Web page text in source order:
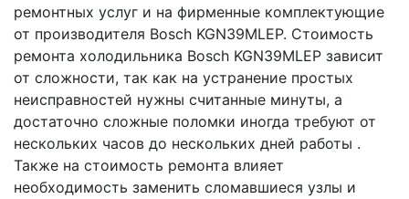
ремонтных услуг и на фирменные комплектующие
от производителя Bosch KGN39MLEP. Стоимость
ремонта холодильника Bosch KGN39MLEP зависит
от сложности, так как на устранение простых
неисправностей нужны считанные минуты, а
достаточно сложные поломки иногда требуют от
нескольких часов до нескольких дней работы .
Также на стоимость ремонта влияет
необходимость заменить сломавшиеся узлы и